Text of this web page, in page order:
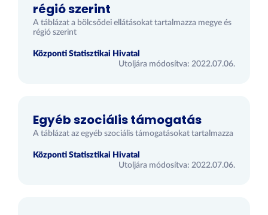
régió szerint
A táblázat a bölcsődei ellátásokat tartalmazza megye és
régió szerint
Központi Statisztikai Hivatal
Utoljára módosítva: 2022.07.06.
Egyéb szociális támogatás
A táblázat az egyéb szociális támogatásokat tartalmazza
Központi Statisztikai Hivatal
Utoljára módosítva: 2022.07.06.